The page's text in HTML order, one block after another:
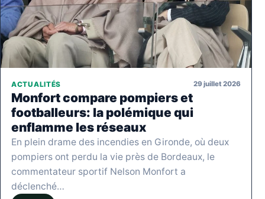
ACTUALITÉS 29 juillet 2026
Monfort compare pompiers et
footballeurs: la polémique qui
enflamme les réseaux
En plein drame des incendies en Gironde, où deux
pompiers ont perdu la vie près de Bordeaux, le
commentateur sportif Nelson Monfort a
déclenché…